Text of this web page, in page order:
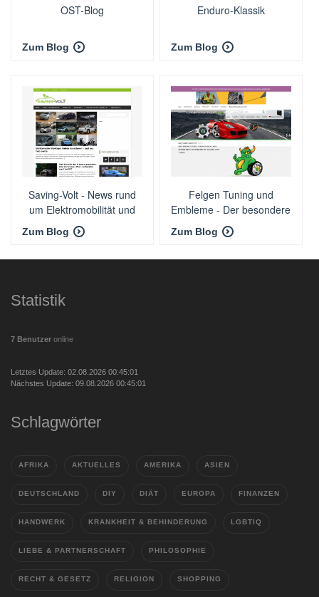
OST-Blog
Zum Blog
Enduro-Klassik
Zum Blog
Saving-Volt - News rund
um Elektromobilität und
Energie
Zum Blog
Felgen Tuning und
Embleme - Der besondere
Auto Tuning Blog
Zum Blog
Statistik
7 Benutzer online
Letztes Update: 02.08.2026 00:45:01
Nächstes Update: 09.08.2026 00:45:01
Schlagwörter
AFRIKA AKTUELLES AMERIKA ASIEN
DEUTSCHLAND DIY DIÄT EUROPA FINANZEN
HANDWERK KRANKHEIT & BEHINDERUNG LGBTIQ
LIEBE & PARTNERSCHAFT PHILOSOPHIE
RECHT & GESETZ RELIGION SHOPPING